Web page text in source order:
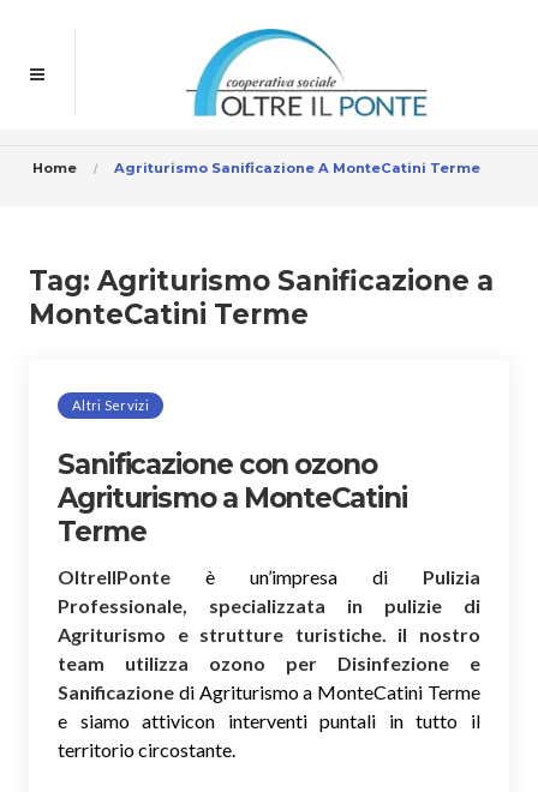
Home Agriturismo Sanificazione A MonteCatini Terme
Tag: Agriturismo Sanificazione a
MonteCatini Terme
Altri Servizi
Sanificazione con ozono
Agriturismo a MonteCatini
Terme
OltreIlPonte è un’impresa di Pulizia
Professionale, specializzata in pulizie di
Agriturismo e strutture turistiche. il nostro
team utilizza ozono per Disinfezione e
Sanificazione di Agriturismo a MonteCatini Terme
e siamo attivicon interventi puntali in tutto il
territorio circostante.